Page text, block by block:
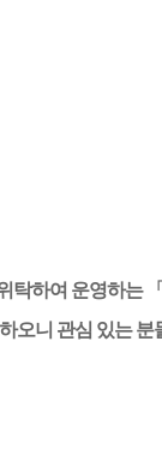
탁하여 운영하는
오니 관심 있는 분